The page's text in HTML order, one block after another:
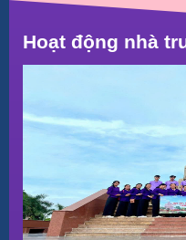
Thông báo về việc công
7/2025
Thông báo về việc đóng
Thông báo công khai đối
Thông báo về việc công
Thông báo về việc đóng
2025
Hoạt động nhà